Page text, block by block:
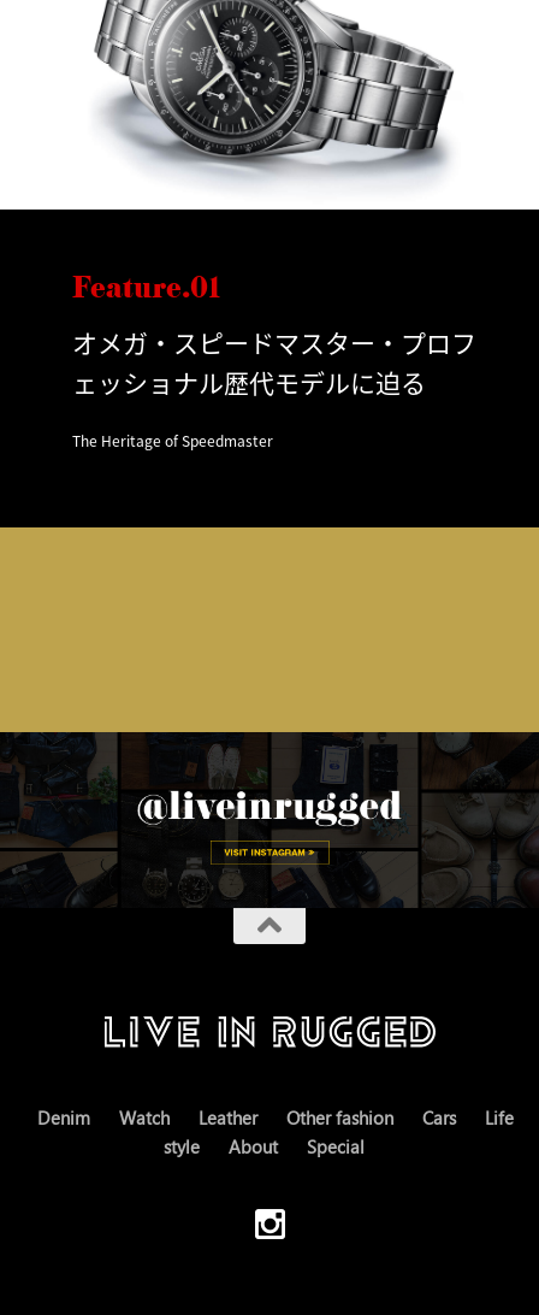
Feature.01
オメガ・スピードマスター・プロフ
ェッショナル歴代モデルに迫る
The Heritage of Speedmaster
Denim Watch Leather Other fashion Cars
Life
style
About Special